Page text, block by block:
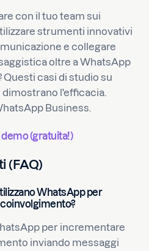
con il tuo team sui
strumenti innovativi
e collegare
oltre a WhatsApp
Questi casi di studio su
l'efficacia.
Business.
demo (gratuita!)
(FAQ)
WhatsApp per
per incrementare
inviando messaggi